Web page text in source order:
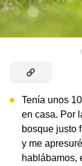
Tenía unos
en casa. Por
bosque justo
y me
hablábamos,